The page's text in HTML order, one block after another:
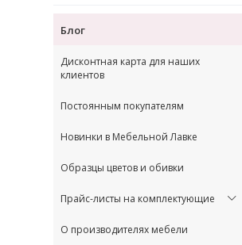
Блог
Дисконтная карта для наших
клиентов
Постоянным покупателям
Новинки в Мебельной Лавке
Образцы цветов и обивки
Прайс-листы на комплектующие
О производителях мебели